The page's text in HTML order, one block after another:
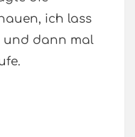
ich lass
und dann mal